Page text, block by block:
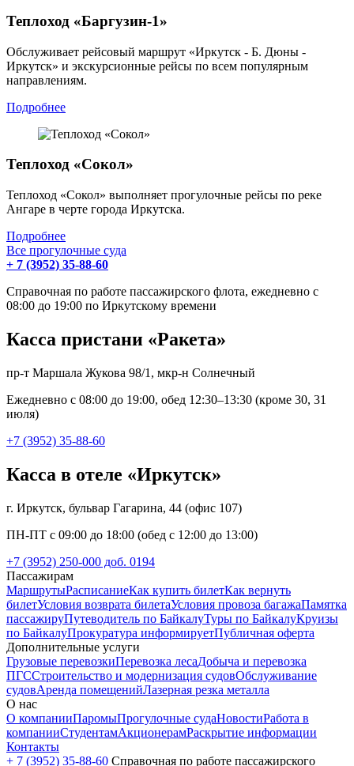
Теплоход «Баргузин-1»
Обслуживает рейсовый маршрут «Иркутск - Б. Дюны -
Иркутск» и экскурсионные рейсы по всем популярным
направлениям.
Подробнее
Теплоход «Сокол»
Теплоход «Сокол» выполняет прогулочные рейсы по реке
Ангаре в черте города Иркутска.
Подробнее
Все прогулочные суда
+ 7 (3952) 35-88-60
Справочная по работе пассажирского флота, ежедневно с
08:00 до 19:00 по Иркутскому времени
Касса пристани «Ракета»
пр-т Маршала Жукова 98/1, мкр-н Солнечный
Ежедневно с 08:00 до 19:00, обед 12:30–13:30 (кроме 30, 31
июля)
+7 (3952) 35-88-60
Касса в отеле «Иркутск»
г. Иркутск, бульвар Гагарина, 44 (офис 107)
ПН-ПТ с 09:00 до 18:00 (обед с 12:00 до 13:00)
+7 (3952) 250-000 доб. 0194
Пассажирам
МаршрутыРасписаниеКак купить билетКак вернуть
билетУсловия возврата билетаУсловия провоза багажаПамятка
пассажируПутеводитель по БайкалуТуры по БайкалуКруизы
по БайкалуПрокуратура информируетПубличная оферта
Дополнительные услуги
Грузовые перевозкиПеревозка лесаДобыча и перевозка
ПГССтроительство и модернизация судовОбслуживание
судовАренда помещенийЛазерная резка металла
О нас
О компанииПаромыПрогулочные судаНовостиРабота в
компанииСтудентамАкционерамРаскрытие информации
Контакты
+ 7 (3952) 35-88-60 Справочная по работе пассажирского